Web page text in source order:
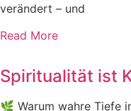
verändert – und
Read More
Spiritualität ist
🌿 Warum wahre Tiefe